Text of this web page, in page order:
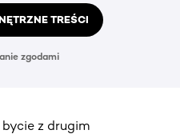
TREŚCI
zgodami
z drugim